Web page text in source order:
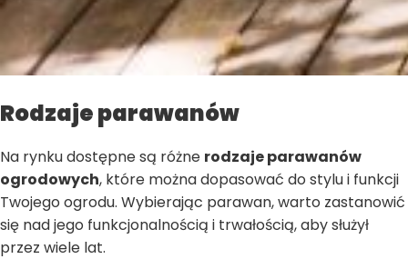
Rodzaje parawanów
Na rynku dostępne są różne rodzaje parawanów
ogrodowych, które można dopasować do stylu i funkcji
Twojego ogrodu. Wybierając parawan, warto zastanowić
się nad jego funkcjonalnością i trwałością, aby służył
przez wiele lat.